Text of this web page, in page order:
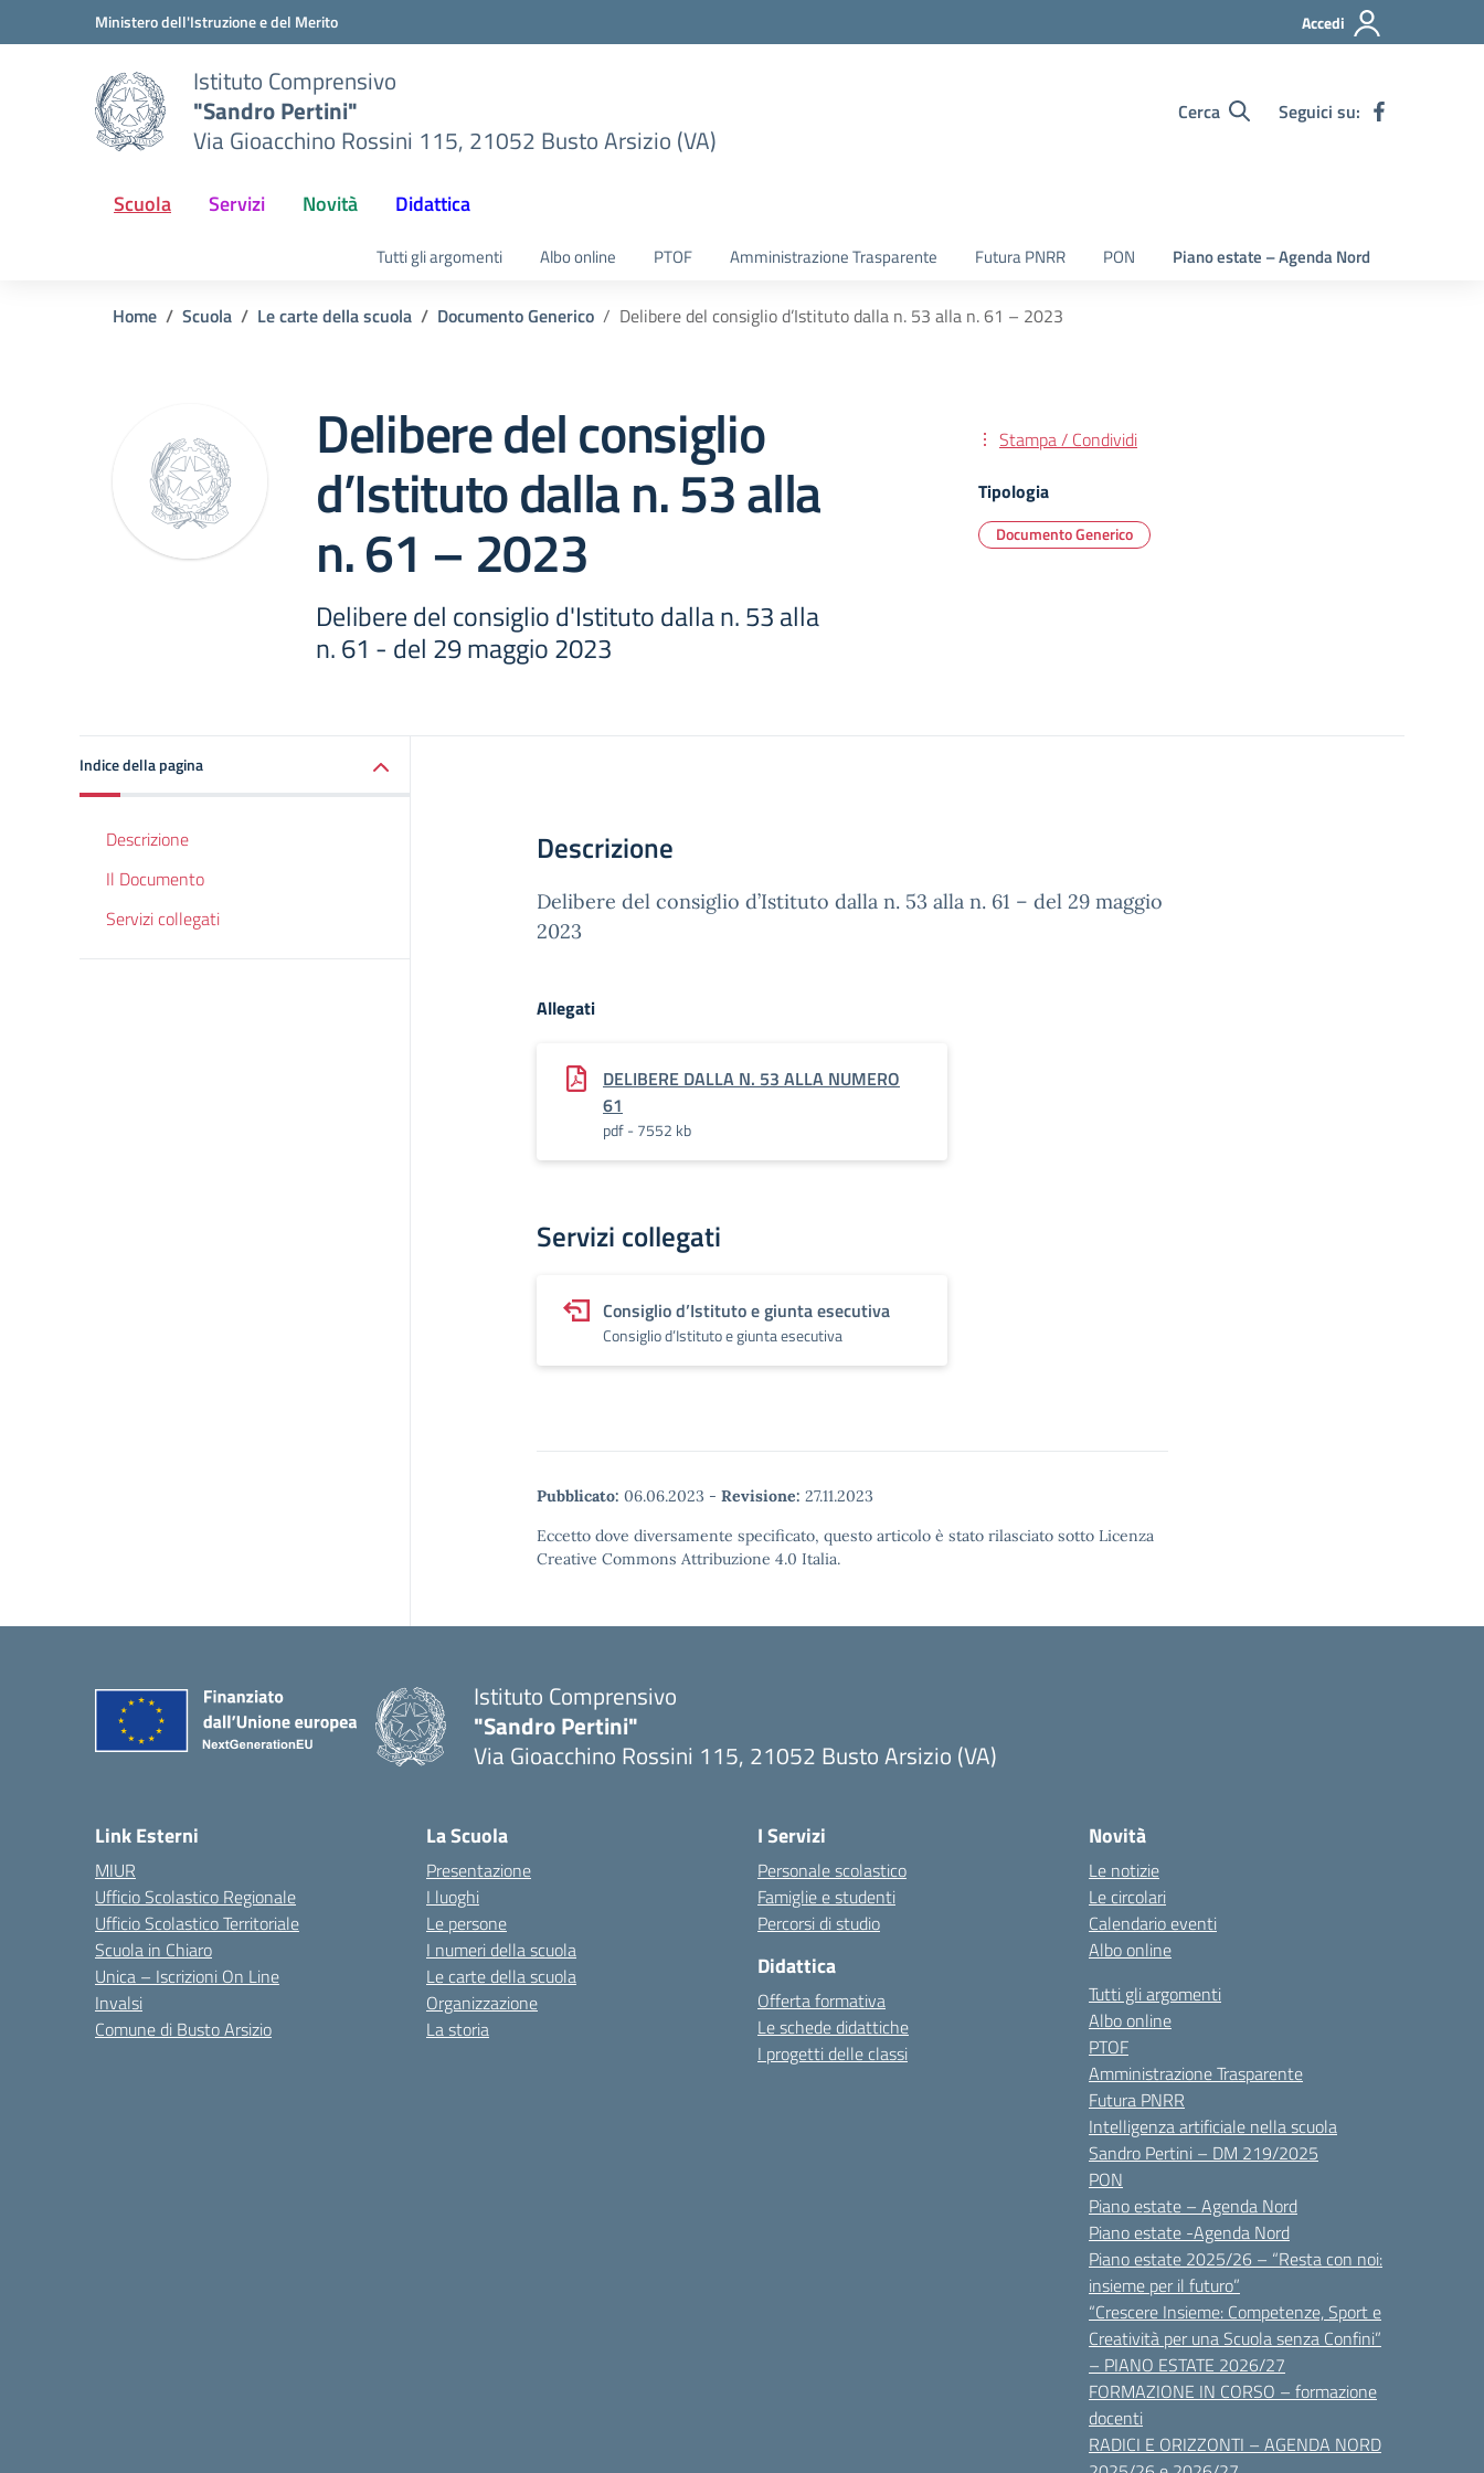
Vai ai contenuti
Vai al menu di navigazioneMinistero dell'Istruzione e del Merito Accedi
Istituto Comprensivo
"Sandro Pertini"
Via Gioacchino Rossini 115, 21052 Busto Arsizio (VA)
Cerca Seguici su:
Scuola Servizi Novità Didattica
Tutti gli argomenti Albo online PTOF Amministrazione Trasparente Futura PNRR PON Piano estate – Agenda Nord
Home Scuola Le carte della scuola Documento Generico Delibere del consiglio d’Istituto dalla n. 53 alla n. 61 – 2023
Delibere del consiglio
d’Istituto dalla n. 53 alla
n. 61 – 2023
Delibere del consiglio d'Istituto dalla n. 53 alla
n. 61 - del 29 maggio 2023
Stampa / Condividi
Tipologia
Documento Generico
Indice della pagina
Descrizione
Il Documento
Servizi collegati
Descrizione
Delibere del consiglio d’Istituto dalla n. 53 alla n. 61 – del 29 maggio
2023
Allegati
DELIBERE DALLA N. 53 ALLA NUMERO
61
pdf - 7552 kb
Servizi collegati
Consiglio d’Istituto e giunta esecutiva
Consiglio d’Istituto e giunta esecutiva
Pubblicato: 06.06.2023 - Revisione: 27.11.2023
Eccetto dove diversamente specificato, questo articolo è stato rilasciato sotto Licenza
Creative Commons Attribuzione 4.0 Italia.
Istituto Comprensivo
"Sandro Pertini"
Via Gioacchino Rossini 115, 21052 Busto Arsizio (VA)
Link Esterni
MIUR
Ufficio Scolastico Regionale
Ufficio Scolastico Territoriale
Scuola in Chiaro
Unica – Iscrizioni On Line
Invalsi
Comune di Busto Arsizio
La Scuola
Presentazione
I luoghi
Le persone
I numeri della scuola
Le carte della scuola
Organizzazione
La storia
I Servizi
Personale scolastico
Famiglie e studenti
Percorsi di studio
Didattica
Offerta formativa
Le schede didattiche
I progetti delle classi
Novità
Le notizie
Le circolari
Calendario eventi
Albo online
Tutti gli argomenti
Albo online
PTOF
Amministrazione Trasparente
Futura PNRR
Intelligenza artificiale nella scuola
Sandro Pertini – DM 219/2025
PON
Piano estate – Agenda Nord
Piano estate -Agenda Nord
Piano estate 2025/26 – “Resta con noi:
insieme per il futuro”
“Crescere Insieme: Competenze, Sport e
Creatività per una Scuola senza Confini”
– PIANO ESTATE 2026/27
FORMAZIONE IN CORSO – formazione
docenti
RADICI E ORIZZONTI – AGENDA NORD